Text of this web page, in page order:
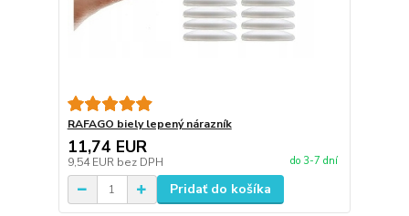
RAFAGO biely lepený nárazník
11,74 EUR
9,54 EUR bez DPH do 3-7 dní
Pridať do košíka